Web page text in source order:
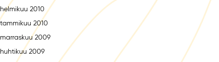
helmikuu 2010
tammikuu 2010
marraskuu 2009
huhtikuu 2009